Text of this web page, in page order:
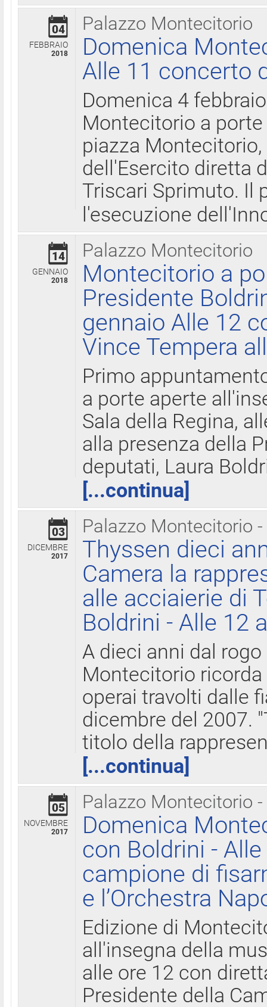
Palazzo Montecitorio
04
FEBBRAIO
2018
Domenica
Alle 11 concerto
Domenica 4
Montecitorio a
piazza
dell'Esercito diretta
Triscari Sprimuto. Il
l'esecuzione
Palazzo Montecitorio
14
GENNAIO
2018
Montecitorio a
Presidente
gennaio Alle 12
Vince Tempera
Primo
a porte aperte
Sala della Regina,
alla presenza della
deputati, Laura
[...continua]
Palazzo Montecitorio
03
DICEMBRE
2017
Thyssen dieci
Camera la
alle acciaierie di
Boldrini - Alle 12
A dieci anni dal
Montecitorio
operai travolti dalle
dicembre del 2007.
titolo della
[...continua]
Palazzo Montecitorio
05
NOVEMBRE
2017
Domenica
con Boldrini -
campione di
e l’Orchestra
Edizione di
all'insegna della
alle ore 12 con
Presidente della